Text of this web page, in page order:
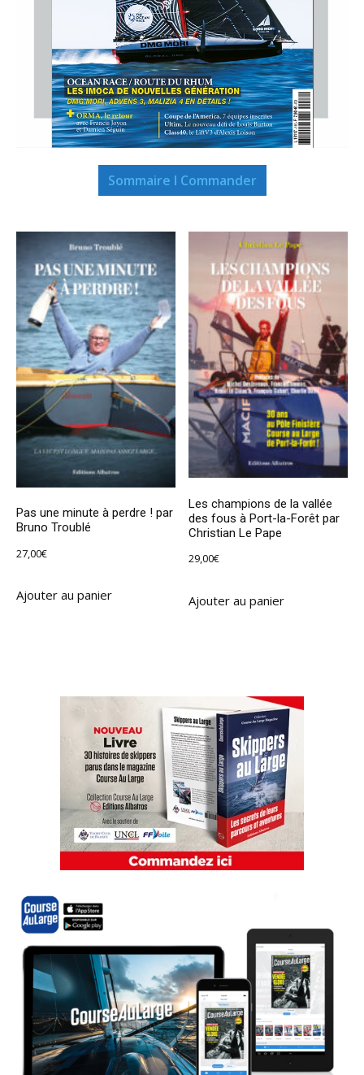
Sommaire I Commander
Pas une minute à perdre ! par
Bruno Troublé
27,00€
Ajouter au panier
Les champions de la vallée
des fous à Port-la-Forêt par
Christian Le Pape
29,00€
Ajouter au panier